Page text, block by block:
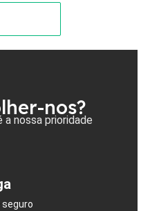
nos?
nossa prioridade
seguro